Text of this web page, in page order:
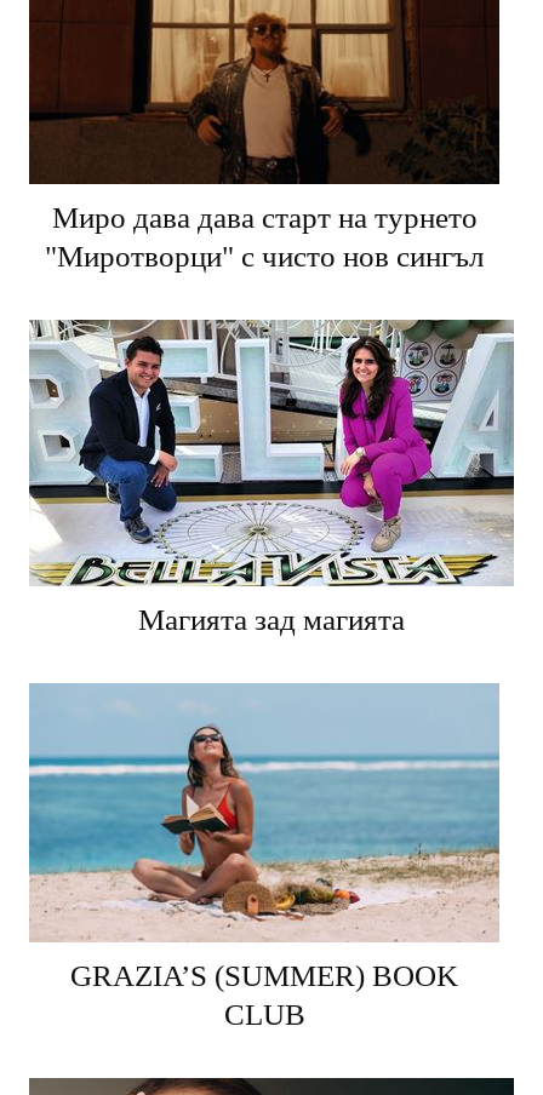
Миро дава дава старт на турнето
"Миротворци" с чисто нов сингъл
Магията зад магията
GRAZIA’S (SUMMER) BOOK
CLUB